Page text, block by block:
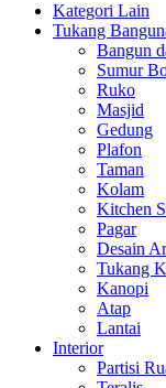
Kategori Lain
Tukang
Bangun
Sumur
Ruko
Masjid
Gedung
Plafon
Taman
Kolam
Kitchen
Pagar
Desain
Tukang
Kanopi
Atap
Lantai
Interior
Partisi